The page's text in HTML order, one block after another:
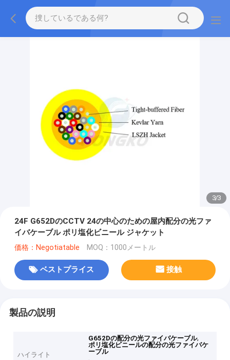
3/3
24F G652DのCCTV 24の中心のための屋内配分の光ファ
イバケーブル ポリ塩化ビニール ジャケット
価格：Negotiatable MOQ：1000メートル
ベストプライス 接触
製品の説明
ハイライト
G652Dの配分の光ファイバケーブル,
ポリ塩化ビニールの配分の光ファイバケ
ーブル
,